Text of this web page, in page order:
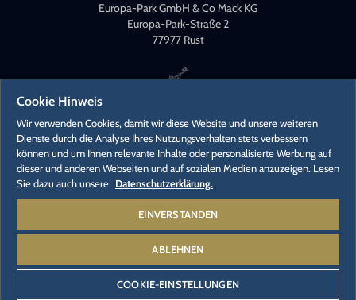
Europa-Park GmbH & Co Mack KG
Europa-Park-Straße 2
77977 Rust
KONTAKT
PRESSEKONTAKTE
© 2026 - Europa-Park GmbH & Co Mack KG
Cookie Hinweis
Wir verwenden Cookies, damit wir diese Website und unsere weiteren
Dienste durch die Analyse Ihres Nutzungsverhalten stets verbessern
können und um Ihnen relevante Inhalte oder personalisierte Werbung auf
dieser und anderen Webseiten und auf sozialen Medien anzuzeigen. Lesen
Sie dazu auch unsere Datenschutzerklärung.
EINVERSTANDEN
ABLEHNEN
COOKIE-EINSTELLUNGEN